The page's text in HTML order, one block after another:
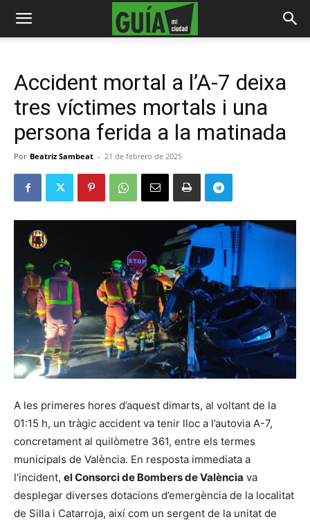
Accident mortal a l’A-7 deixa
tres víctimes mortals i una
persona ferida a la matinada
Por Beatriz Sambeat - 21 de febrero de 2025
A les primeres hores d’aquest dimarts, al voltant de la
01:15 h, un tràgic accident va tenir lloc a l’autovia A-7,
concretament al quilòmetre 361, entre els termes
municipals de València. En resposta immediata a
l’incident, el Consorci de Bombers de València va
desplegar diverses dotacions d’emergència de la localitat
de Silla i Catarroja, així com un sergent de la unitat de